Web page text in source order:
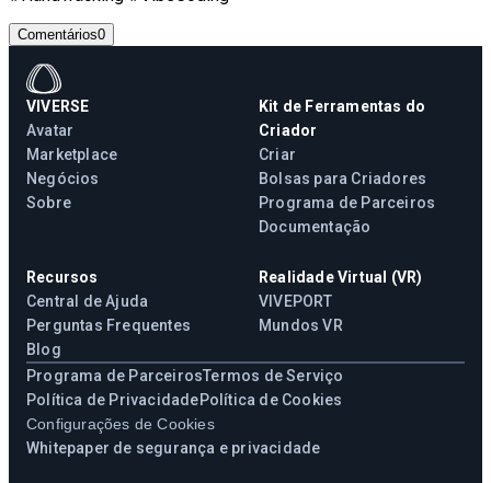
Comentários0
VIVERSE
Avatar
Marketplace
Negócios
Sobre
Kit de Ferramentas do
Criador
Criar
Bolsas para Criadores
Programa de Parceiros
Documentação
Recursos
Central de Ajuda
Perguntas Frequentes
Blog
Realidade Virtual (VR)
VIVEPORT
Mundos VR
Programa de ParceirosTermos de Serviço
Política de PrivacidadePolítica de Cookies
Configurações de Cookies
Whitepaper de segurança e privacidade